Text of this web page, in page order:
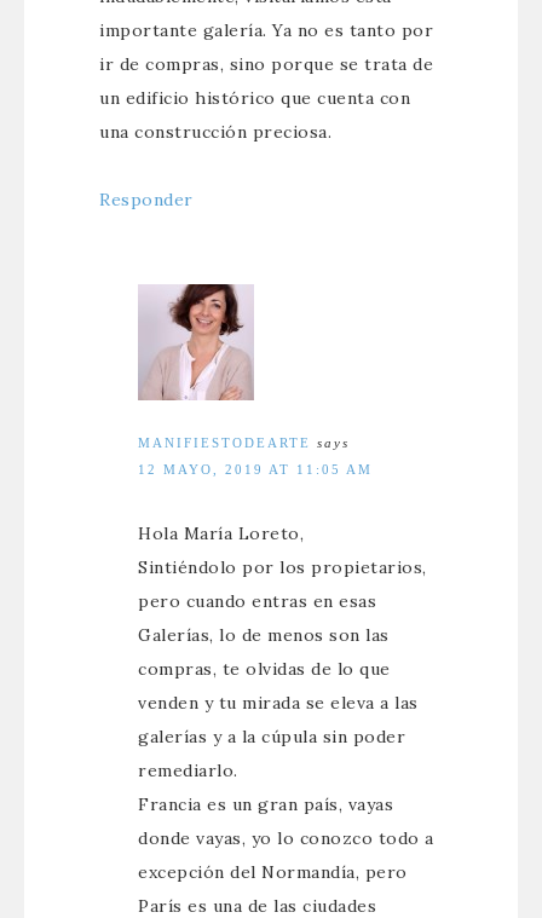
importante galería. Ya no es tanto por
ir de compras, sino porque se trata de
un edificio histórico que cuenta con
una construcción preciosa.
Responder
MANIFIESTODEARTE
says
12 MAYO, 2019 AT 11:05 AM
Hola María Loreto,
Sintiéndolo por los propietarios,
pero cuando entras en esas
Galerías, lo de menos son las
compras, te olvidas de lo que
venden y tu mirada se eleva a las
galerías y a la cúpula sin poder
remediarlo.
Francia es un gran país, vayas
donde vayas, yo lo conozco todo a
excepción del Normandía, pero
París es una de las ciudades